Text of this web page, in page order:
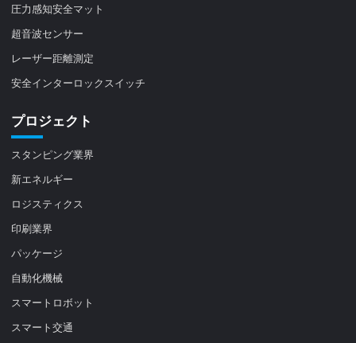
圧力感知安全マット
超音波センサー
レーザー距離測定
安全インターロックスイッチ
プロジェクト
スタンピング業界
新エネルギー
ロジスティクス
印刷業界
パッケージ
自動化機械
スマートロボット
スマート交通